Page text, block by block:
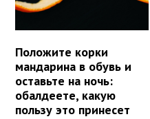
Положите корки
мандарина в обувь и
оставьте на ночь:
обалдеете, какую
пользу это принесет